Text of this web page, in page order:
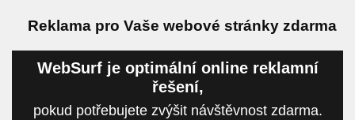
Reklama pro Vaše webové stránky zdarma
WebSurf je optimální online reklamní
řešení,
pokud potřebujete zvýšit návštěvnost zdarma.